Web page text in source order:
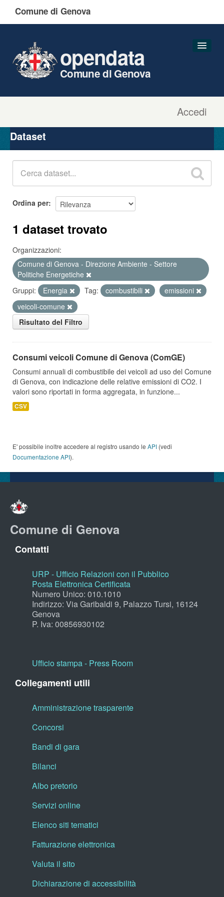
Comune di Genova
Accedi
opendata
Comune di Genova
Organizzazioni
Gruppi
Dataset
Ordina per
1 dataset trovato
Organizzazioni:
Comune di Genova - Direzione Ambiente - Settore
Politiche Energetiche
Gruppi:
Energia Tag: combustibili
emissioni
veicoli-comune
Risultato del Filtro
Consumi veicoli Comune di Genova (ComGE)
Consumi annuali di combustibile dei veicoli ad uso del Comune
di Genova, con indicazione delle relative emissioni di CO2. I
valori sono riportati in forma aggregata, in funzione...
CSV
E' possibile inoltre accedere al registro usando le API (vedi
Documentazione API).
Comune di Genova
Contatti
URP - Ufficio Relazioni con il Pubblico
Posta Elettronica Certificata
Numero Unico: 010.1010
Indirizzo: Via Garibaldi 9, Palazzo Tursi, 16124
Genova
P. Iva: 00856930102
Ufficio stampa - Press Room
Collegamenti utili
Amministrazione trasparente
Concorsi
Bandi di gara
Bilanci
Albo pretorio
Servizi online
Elenco siti tematici
Fatturazione elettronica
Valuta il sito
Dichiarazione di accessibilità